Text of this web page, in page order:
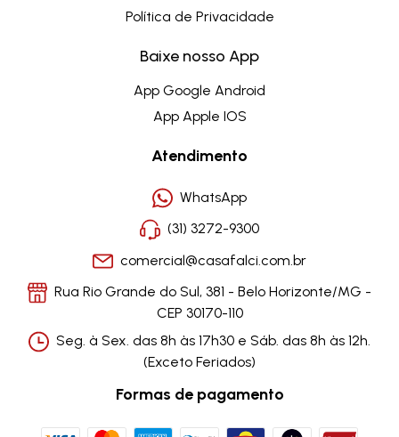
Política de Privacidade
Baixe nosso App
App Google Android
App Apple IOS
Atendimento
WhatsApp
(31) 3272-9300
comercial@casafalci.com.br
Rua Rio Grande do Sul, 381 - Belo Horizonte/MG -
CEP 30170-110
Seg. à Sex. das 8h às 17h30 e Sáb. das 8h às 12h.
(Exceto Feriados)
Formas de pagamento